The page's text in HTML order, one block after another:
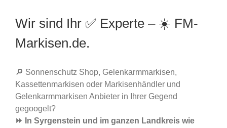
Wir sind Ihr ✅ Experte – ☀️ FM-
Markisen.de.
🔎 Sonnenschutz Shop, Gelenkarmmarkisen,
Kassettenmarkisen oder Markisenhändler und
Gelenkarmmarkisen Anbieter in Ihrer Gegend
gegoogelt?
⏩ In Syrgenstein und im ganzen Landkreis wie